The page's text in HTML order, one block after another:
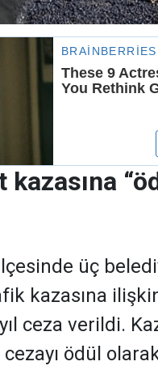
üç
kazasına
ceza verildi.
ödül